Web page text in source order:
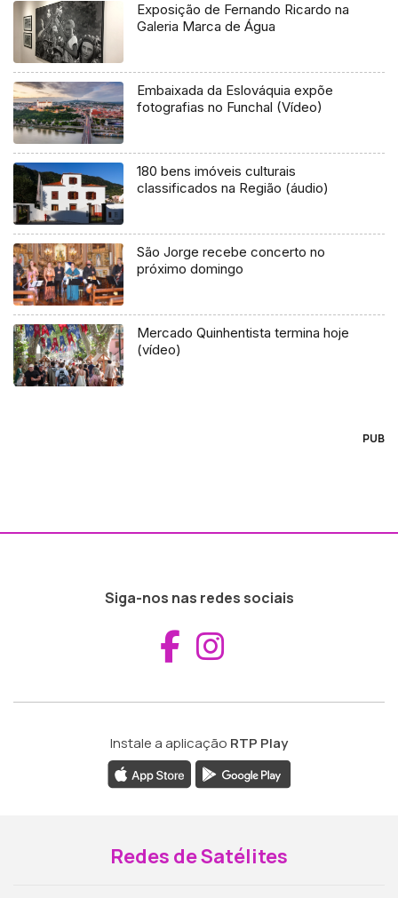
Exposição de Fernando Ricardo na
Galeria Marca de Água
Embaixada da Eslováquia expõe
fotografias no Funchal (Vídeo)
180 bens imóveis culturais
classificados na Região (áudio)
São Jorge recebe concerto no
próximo domingo
Mercado Quinhentista termina hoje
(vídeo)
PUB
Siga-nos nas redes sociais
Aceder ao
Instale a aplicação RTP Play
Redes de Satélites